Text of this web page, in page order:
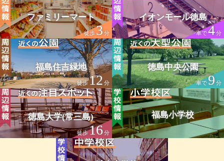
ファミリーマート
徒歩3分
イオンモール徳島
車で4分
福島住吉緑地
徒歩12 分
徳島中央公園
車で9分
徳島大学(常三島)
徒歩16分
福島小学校